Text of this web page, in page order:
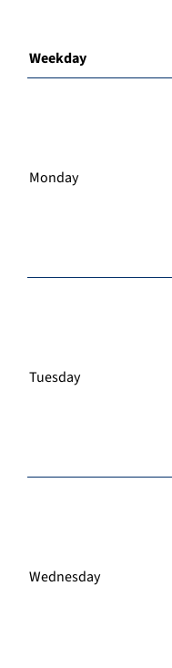
Weekday
Monday
Tuesday
Wednesday